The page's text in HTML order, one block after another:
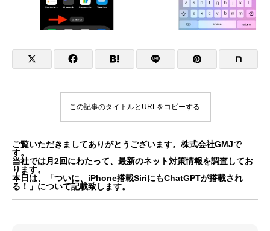
この記事のタイトルとURLをコピーする
ご覧いただきましてありがとうございます。株式会社GMJで
す。
当社では月2回にわたって、最新のネット対策情報を調査してお
ります。
本日は、「ついに、iPhone搭載SiriにもChatGPTが搭載され
る！」について記載致します。